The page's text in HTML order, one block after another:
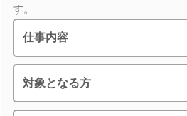
す。
仕事内容
対象となる方